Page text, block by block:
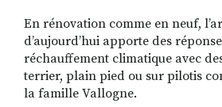
En rénovation comme en neuf,
d’aujourd’hui apporte des
réchauffement climatique avec
terrier, plain pied ou sur pilotis
la famille Vallogne.